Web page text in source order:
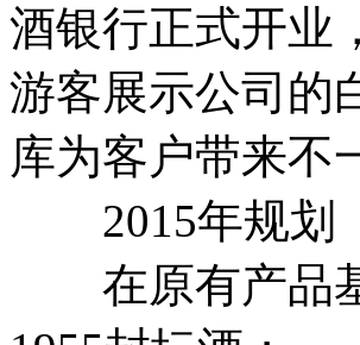
酒银行正式开业
游客展示公司的
库为客户带来不
2015年规划
在原有产品